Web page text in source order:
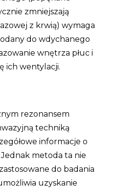
zmniejszają
z krwią) wymaga
do wdychanego
wnętrza płuc i
ich wentylacji.
rezonansem
techniką
informacje o
metoda ta nie
do badania
uzyskanie